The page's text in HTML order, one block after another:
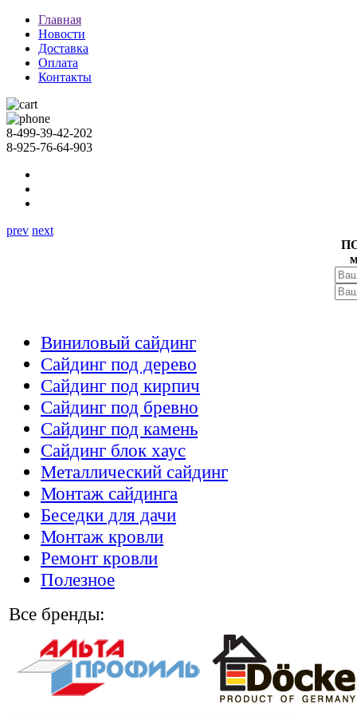
Главная
Новости
Доставка
Оплата
Контакты
8-499-39-42-202
8-925-76-64-903
prev next
Виниловый сайдинг
Сайдинг под дерево
Сайдинг под кирпич
Сайдинг под бревно
Сайдинг под камень
Cайдинг блок хаус
Металлический сайдинг
Монтаж сайдинга
Беседки для дачи
Монтаж кровли
Ремонт кровли
Полезное
Все бренды: